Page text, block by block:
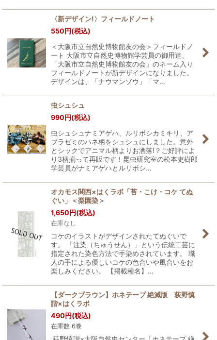
〈新デザイン!〉フィールドノート
550円(税込)
＜大阪市立自然史博物館友の会＞フィールドノ
ート 大阪市立自然史博物館学芸員の御用達、
「大阪市立自然史博物館友の会」のネーム入り
フィールドノートが新デザインになりました。
デザインは、「ナウマンゾウ」「マ…
虫シュシュ
990円(税込)
虫シュシュナミアゲハ、ルリボシカミキリ、ア
ブラゼミのハネ柄をシュシュにしました。意外
とシックでアニマル柄よりお洒落!？ご好評によ
り3柄揃って再販です！昆虫研究室の松本吏樹郎
学芸員がナミアゲハとルリボシ…
オカモス関西×はくラボ「苔・こけ・コケ てぬ
ぐい」＜梨園染＞
1,650円(税込)
在庫なし
コケのイラストがデザインされたてぬぐいで
す。 「注染（ちゅうせん）」という伝統工芸に
指定された染色方法で手染めされています。 職
人の手による優しいコケの色合いや風合いをお
楽しみください。 【掲載種名】…
【ダークブラウン】ホネテープ 絶滅版 荻野慎
諧×はくラボ
490円(税込)
在庫数 6巻